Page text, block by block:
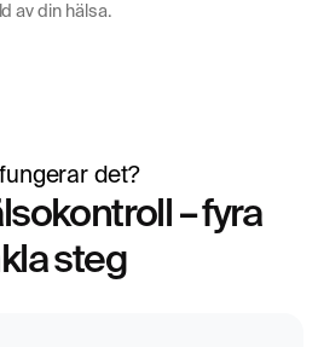
av din hälsa.
det?
– fyra
steg